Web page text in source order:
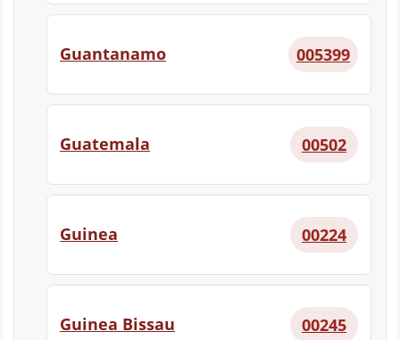
Guantanamo 005399
Guatemala 00502
Guinea 00224
Guinea Bissau 00245